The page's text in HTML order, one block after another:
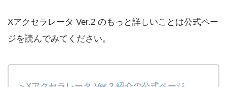
Xアクセラレータ Ver.2 のもっと詳しいことは公式ペー
ジを読んでみてください。